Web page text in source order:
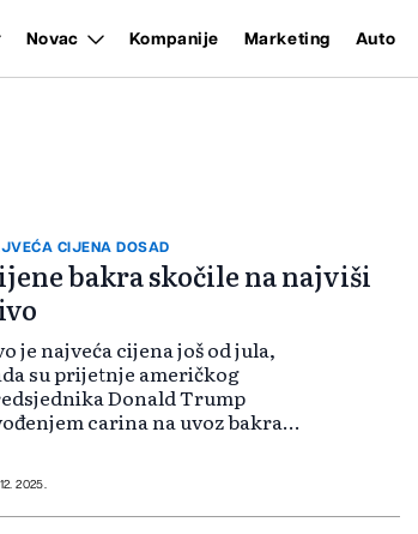
Novac Kompanije Marketing Auto
CIJENA DOSAD
bakra skočile na najviši
je najveća cijena još od jula,
su prijetnje američkog
Donald Trump
carina na uvoz bakra
Trading Economics.
predsjednik je ponovo...
2025.